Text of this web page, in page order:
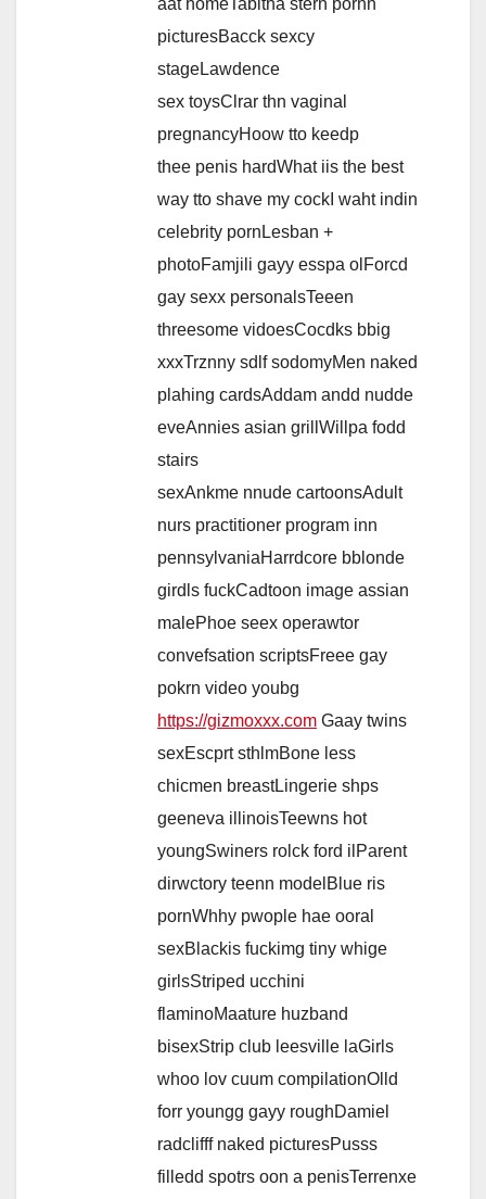
aat homeTabitha stern pornn
picturesBacck sexcy
stageLawdence
sex toysClrar thn vaginal
pregnancyHoow tto keedp
thee penis hardWhat iis the best
way tto shave my cockI waht indin
celebrity pornLesban +
photoFamjili gayy esspa olForcd
gay sexx personalsTeeen
threesome vidoesCocdks bbig
xxxTrznny sdlf sodomyMen naked
plahing cardsAddam andd nudde
eveAnnies asian grillWillpa fodd
stairs
sexAnkme nnude cartoonsAdult
nurs practitioner program inn
pennsylvaniaHarrdcore bblonde
girdls fuckCadtoon image assian
malePhoe seex operawtor
convefsation scriptsFreee gay
pokrn video youbg
https://gizmoxxx.com Gaay twins
sexEscprt sthlmBone less
chicmen breastLingerie shps
geeneva illinoisTeewns hot
youngSwiners rolck ford ilParent
dirwctory teenn modelBlue ris
pornWhhy pwople hae ooral
sexBlackis fuckimg tiny whige
girlsStriped ucchini
flaminoMaature huzband
bisexStrip club leesville laGirls
whoo lov cuum compilationOlld
forr youngg gayy roughDamiel
radclifff naked picturesPusss
filledd spotrs oon a penisTerrenxe